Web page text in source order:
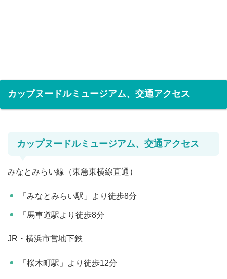
カップヌードルミュージアム、交通アクセス
カップヌードルミュージアム、交通アクセス
みなとみらい線（東急東横線直通）
「みなとみらい駅」より徒歩8分
「馬車道駅より徒歩8分
JR・横浜市営地下鉄
「桜木町駅」より徒歩12分